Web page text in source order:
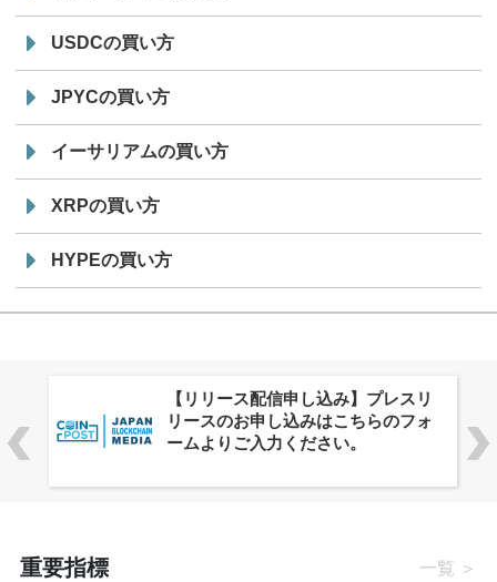
USDCの買い方
JPYCの買い方
イーサリアムの買い方
XRPの買い方
HYPEの買い方
株式会社PlnX、アジア最大級のグロ
ーバルWeb3カンファレンス
「WebX2026」とのコラボレーショ
重要指標 一覧